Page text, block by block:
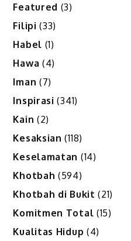
Featured (3)
Filipi (33)
Habel (1)
Hawa (4)
Iman (7)
Inspirasi (341)
Kain (2)
Kesaksian (118)
Keselamatan (14)
Khotbah (594)
Khotbah di Bukit (21)
Komitmen Total (15)
Kualitas Hidup (4)